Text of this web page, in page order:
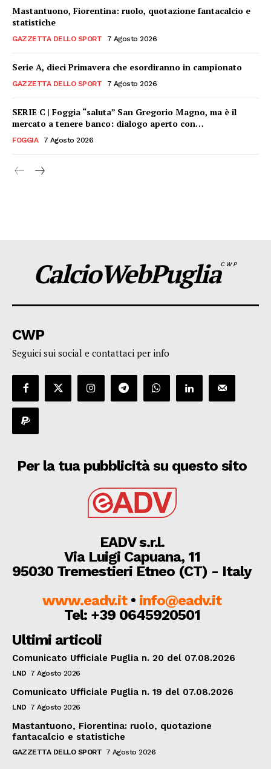
Mastantuono, Fiorentina: ruolo, quotazione fantacalcio e
statistiche
GAZZETTA DELLO SPORT 7 Agosto 2026
Serie A, dieci Primavera che esordiranno in campionato
GAZZETTA DELLO SPORT 7 Agosto 2026
SERIE C | Foggia “saluta” San Gregorio Magno, ma è il
mercato a tenere banco: dialogo aperto con…
FOGGIA 7 Agosto 2026
CalcioWebPugliaCWP
CWP
Seguici sui social e contattaci per info
Per la tua pubblicità su questo sito
EADV s.r.l.
Via Luigi Capuana, 11
95030 Tremestieri Etneo (CT) - Italy
www.eadv.it• info@eadv.it
Tel: +39 0645920501
Ultimi articoli
Comunicato Ufficiale Puglia n. 20 del 07.08.2026
LND 7 Agosto 2026
Comunicato Ufficiale Puglia n. 19 del 07.08.2026
LND 7 Agosto 2026
Mastantuono, Fiorentina: ruolo, quotazione
fantacalcio e statistiche
GAZZETTA DELLO SPORT 7 Agosto 2026